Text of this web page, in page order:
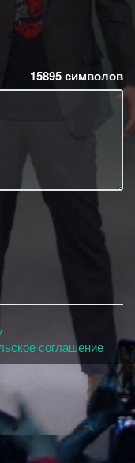
15895символов
соглашение